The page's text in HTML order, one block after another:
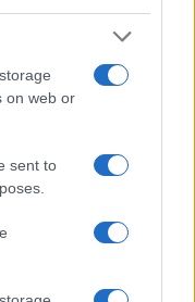
on web or
sent to